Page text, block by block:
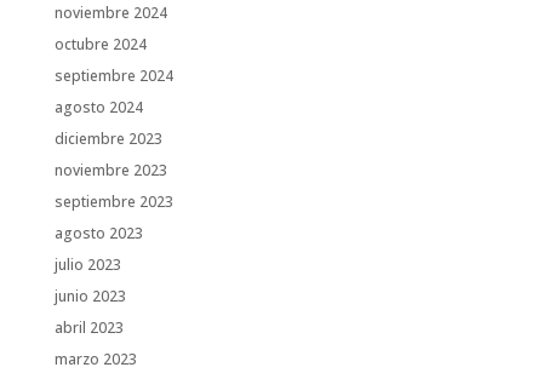
noviembre 2024
octubre 2024
septiembre 2024
agosto 2024
diciembre 2023
noviembre 2023
septiembre 2023
agosto 2023
julio 2023
junio 2023
abril 2023
marzo 2023